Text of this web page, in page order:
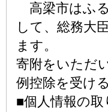
高梁市はふ
して、総務大
ます。
寄附をいただ
例控除を受け
■個人情報の